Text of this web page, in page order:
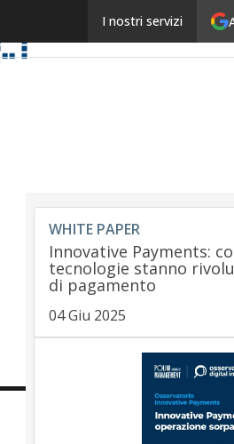
I nostri servizi
Apple apre l’NFC ai
WHITE PAPER
Innovative Payments:
tecnologie stanno
di pagamento
04 Giu 2025